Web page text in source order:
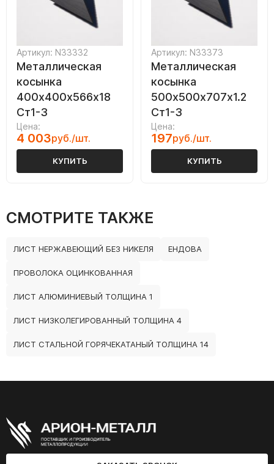
Артикул: N33332
Металлическая
косынка
400х400х566х18
Ст1-3
Цена:
4 003руб./шт.
КУПИТЬ
Артикул: N33373
Металлическая
косынка
500х500х707х1.2
Ст1-3
Цена:
197руб./шт.
КУПИТЬ
СМОТРИТЕ ТАКЖЕ
ЛИСТ НЕРЖАВЕЮЩИЙ БЕЗ НИКЕЛЯ ЕНДОВА
ПРОВОЛОКА ОЦИНКОВАННАЯ
ЛИСТ АЛЮМИНИЕВЫЙ ТОЛЩИНА 1
ЛИСТ НИЗКОЛЕГИРОВАННЫЙ ТОЛЩИНА 4
ЛИСТ СТАЛЬНОЙ ГОРЯЧЕКАТАНЫЙ ТОЛЩИНА 14